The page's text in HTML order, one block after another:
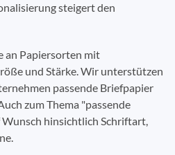
steigert den
an Papiersorten mit
und Stärke. Wir unterstützen
passende Briefpapier
zum Thema "passende
hinsichtlich Schriftart,